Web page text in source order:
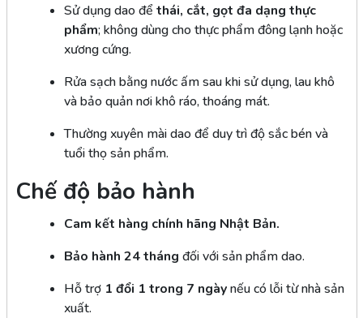
Sử dụng dao để thái, cắt, gọt đa dạng thực
phẩm; không dùng cho thực phẩm đông lạnh hoặc
xương cứng.
Rửa sạch bằng nước ấm sau khi sử dụng, lau khô
và bảo quản nơi khô ráo, thoáng mát.
Thường xuyên mài dao để duy trì độ sắc bén và
tuổi thọ sản phẩm.
Chế độ bảo hành
Cam kết hàng chính hãng Nhật Bản.
Bảo hành 24 tháng đối với sản phẩm dao.
Hỗ trợ 1 đổi 1 trong 7 ngàynếu có lỗi từ nhà sản
xuất.